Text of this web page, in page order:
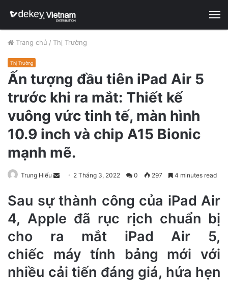
Trang chủ / Thị Trường
Thị Trường
Ấn tượng đầu tiên iPad Air 5
trước khi ra mắt: Thiết kế
vuông vức tinh tế, màn hình
10.9 inch và chip A15 Bionic
mạnh mẽ.
Trung Hiếu
n
a
n
m
a
2 Tháng 3, 2022 0 297 4 minutes read
Sau sự thành công của iPad Air
4, Apple đã rục rịch chuẩn bị
cho ra mắt iPad Air 5,
chiếc máy tính bảng mới với
nhiều cải tiến đáng giá, hứa hẹn